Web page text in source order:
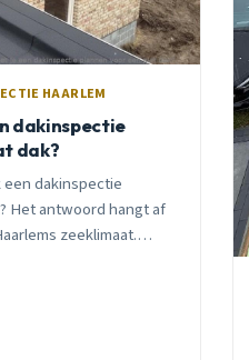
HAARLEM
dakinspectie
dak?
een dakinspectie
Het antwoord hangt af
zeeklimaat.